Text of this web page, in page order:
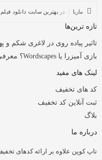
ماریا در بهترین سایت دانلود فیلم
تازه ترین‌ها
تاثیر پیاده روی در لاغری شکم و
بازی آمیزرا یا Wordscapes؟ معرفی بازی مشابه آمیرزا
لینک های مفید
کد های تخفیف
ثبت آنلاین کد تخفیف
بلاگ
درباره ما
تاپ کوپن علاوه بر ارائه کدهای